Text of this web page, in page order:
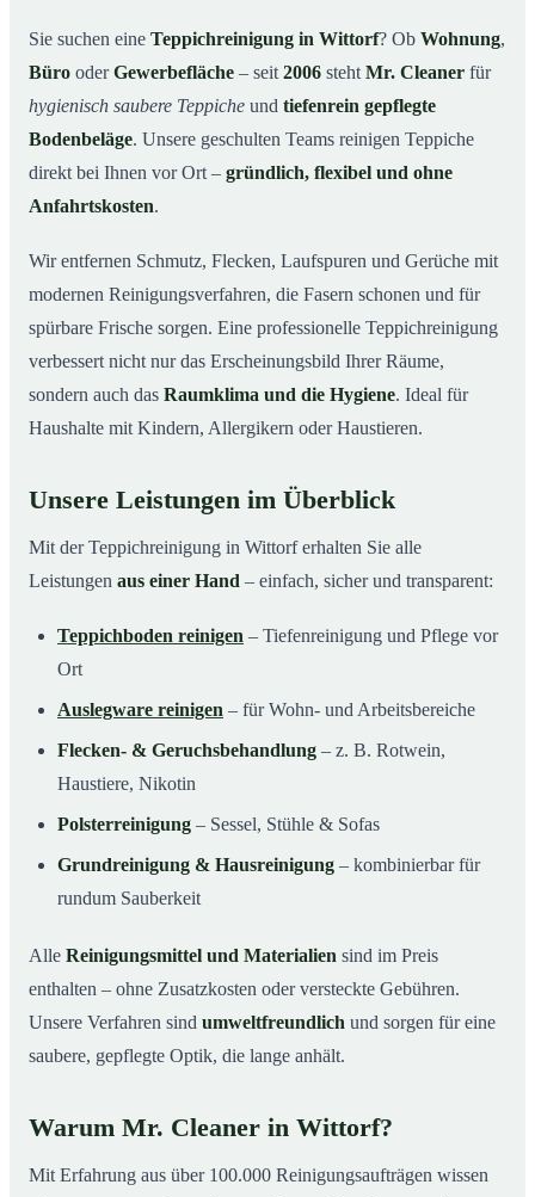
03Warum Mr. Cleaner in Wittorf?
04Teppichreinigung in Wittorf und Umgebung
05Jetzt Angebot einholen
Teppichreinigung in Wittorf im Einsatz
Sie suchen eine Teppichreinigung in Wittorf? Ob Wohnung,
Büro oderGewerbefläche – seit 2006 steht Mr. Cleaner für
hygienisch saubere Teppiche und tiefenrein gepflegte
Bodenbeläge. Unsere geschulten Teams reinigen Teppiche
direkt bei Ihnen vor Ort – gründlich, flexibel und ohne
Anfahrtskosten.
Wir entfernen Schmutz, Flecken, Laufspuren und Gerüche mit
modernen Reinigungsverfahren, die Fasern schonen und für
spürbare Frische sorgen. Eine professionelle Teppichreinigung
verbessert nicht nur das Erscheinungsbild Ihrer Räume,
sondern auch das Raumklima und die Hygiene. Ideal für
Haushalte mit Kindern, Allergikern oder Haustieren.
Unsere Leistungen im Überblick
Mit der Teppichreinigung in Wittorf erhalten Sie alle
Leistungen aus einer Hand – einfach, sicher und transparent:
Teppichboden reinigen – Tiefenreinigung und Pflege vor
Ort
Auslegware reinigen – für Wohn- und Arbeitsbereiche
Flecken- & Geruchsbehandlung – z. B. Rotwein,
Haustiere, Nikotin
Polsterreinigung – Sessel, Stühle & Sofas
Grundreinigung & Hausreinigung – kombinierbar für
rundum Sauberkeit
Alle Reinigungsmittel und Materialien sind im Preis
enthalten – ohne Zusatzkosten oder versteckte Gebühren.
Unsere Verfahren sind umweltfreundlich und sorgen für eine
saubere, gepflegte Optik, die lange anhält.
Warum Mr. Cleaner in Wittorf?
Mit Erfahrung aus über 100.000 Reinigungsaufträgen wissen